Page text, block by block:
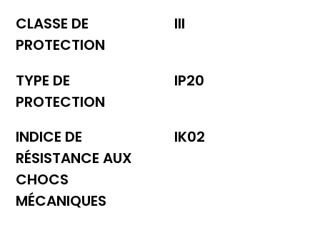
CLASSE DE
PROTECTION
III
TYPE DE
PROTECTION
IP20
INDICE DE
RÉSISTANCE AUX
CHOCS
MÉCANIQUES
IK02